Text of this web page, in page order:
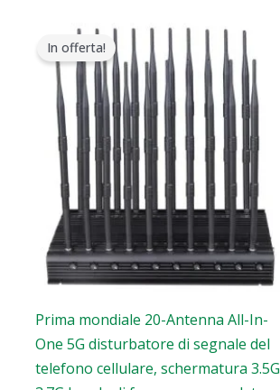
In offerta!
Prima mondiale 20-Antenna All-In-
One 5G disturbatore di segnale del
telefono cellulare, schermatura 3.5G
prezzo
originale
era:
$1,399.00.
prezzo
attuale
è:
$749.99.